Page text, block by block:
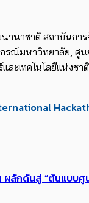
นานาชาติ สถาบันก
รณ์มหาวิทยาลัย, ศูน
ละเทคโนโลยีแห่งช
ผลักดันสู่ “ต้นแ